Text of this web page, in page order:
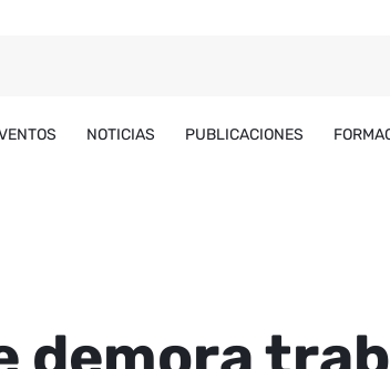
NOTICIAS PUBLICACIONES